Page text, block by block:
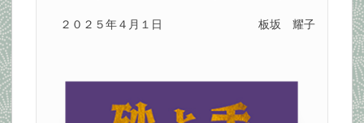
２０２５年４月１日 板坂 耀子